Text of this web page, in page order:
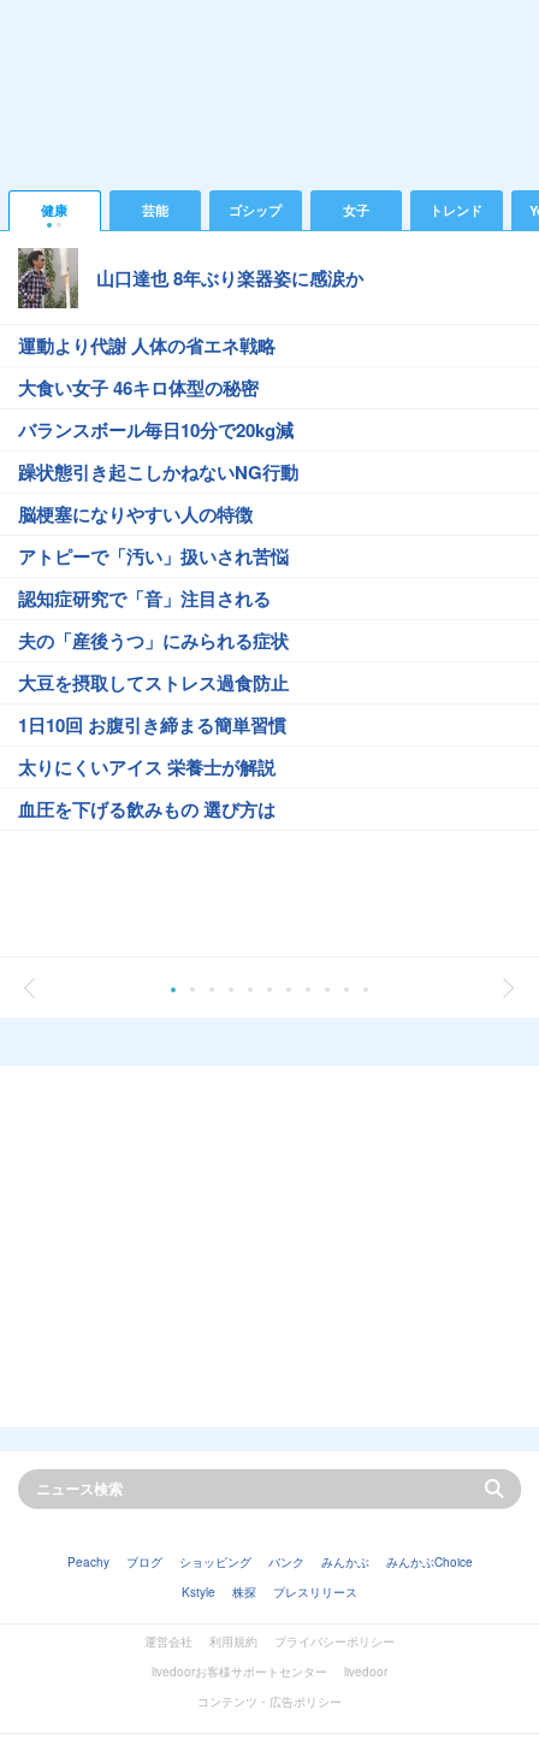
健康 芸能 ゴシップ 女子 トレンド
山口達也 8年ぶり楽器姿に感涙か
運動より代謝 人体の省エネ戦略
大食い女子 46キロ体型の秘密
バランスボール毎日10分で20kg減
躁状態引き起こしかねないNG行動
脳梗塞になりやすい人の特徴
アトピーで「汚い」扱いされ苦悩
認知症研究で「音」注目される
夫の「産後うつ」にみられる症状
大豆を摂取してストレス過食防止
1日10回 お腹引き締まる簡単習慣
太りにくいアイス 栄養士が解説
血圧を下げる飲みもの 選び方は
Peachy ブログ ショッピング バンク みんかぶ
みんかぶChoice
Kstyle
株探 プレスリリース
運営会社 利用規約
プライバシーポリシー
livedoorお客様サポートセンター
livedoor
コンテンツ・広告ポリシー